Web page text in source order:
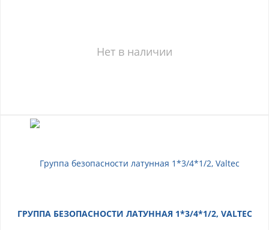
Нет в наличии
ГРУППА БЕЗОПАСНОСТИ ЛАТУННАЯ 1*3/4*1/2, VALTEC